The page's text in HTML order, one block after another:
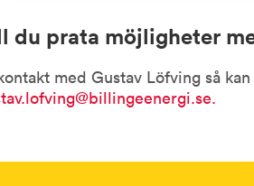
du prata möjligheter
med Gustav Löfving så
.